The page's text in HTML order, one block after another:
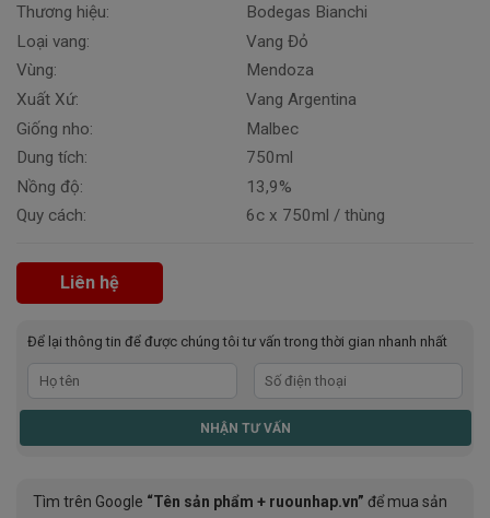
Thương hiệu:
Loại vang:
Vùng:
Xuất Xứ:
Giống nho:
Dung tích:
Nồng độ:
Quy cách:
Bodegas Bianchi
Vang Đỏ
Mendoza
Vang Argentina
Malbec
750ml
13,9%
6c x 750ml / thùng
Liên hệ
Để lại thông tin để được chúng tôi tư vấn trong thời gian nhanh nhất
Tìm trên Google “Tên sản phẩm + ruounhap.vn” để mua sản